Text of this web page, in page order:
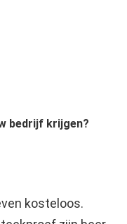
bedrijf krijgen?
kosteloos.